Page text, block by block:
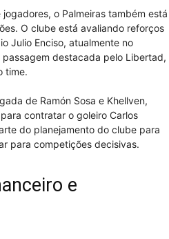
o Palmeiras também está
O clube está avaliando reforços
Julio Enciso, atualmente no
destacada pelo Libertad,
time.
de Ramón Sosa e Khellven,
contratar o goleiro Carlos
do planejamento do clube para
para competições decisivas.
e